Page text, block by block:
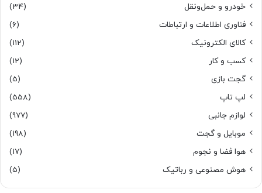
خودرو و حمل‌و‌نقل
(34)
فناوری اطلاعات و ارتباطات
(6)
کالای الکترونیک
(112)
کسب و کار
(12)
گجت بازی
(5)
لپ تاپ
(558)
لوازم جانبی
(977)
موبایل و گجت
(198)
هوا فضا و نجوم
(17)
هوش مصنوعی و رباتیک
(5)